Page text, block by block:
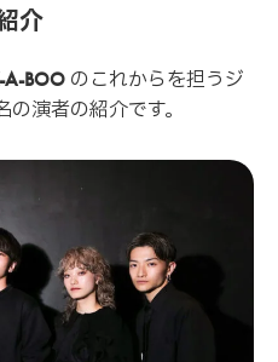
介
A-BOO のこれからを担うジ
演者の紹介です。